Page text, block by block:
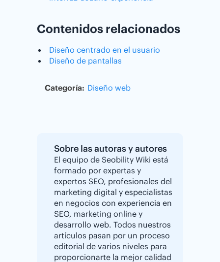
Contenidos relacionados
Diseño centrado en el usuario
Diseño de pantallas
Categoría: Diseño web
Sobre las autoras y autores
El equipo de Seobility Wiki está
formado por expertas y
expertos SEO, profesionales del
marketing digital y especialistas
en negocios con experiencia en
SEO, marketing online y
desarrollo web. Todos nuestros
artículos pasan por un proceso
editorial de varios niveles para
proporcionarte la mejor calidad